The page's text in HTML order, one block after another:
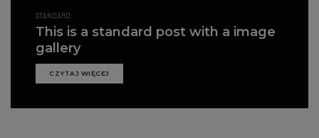
STANDARD
This is a standard post with a image
gallery
CZYTAJ WIĘCEJ